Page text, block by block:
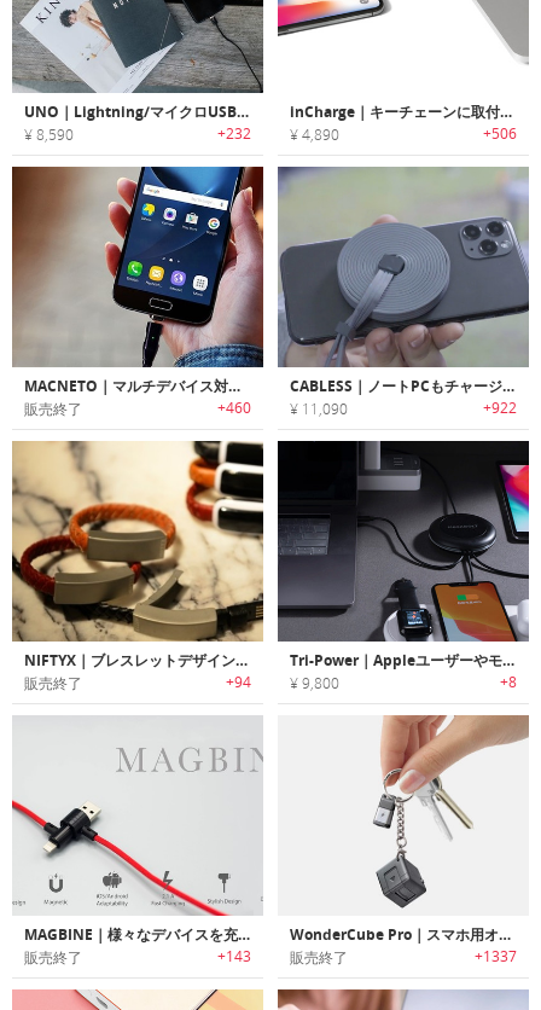
UNO｜Lightning/マイクロUSBとしても使用できるUSB Type-C マグネットケーブル「ユノ」
¥ 8,590 +232
inCharge｜キーチェーンに取付可能なオールインワン充電ケーブル「インチャージ」
¥ 4,890 +506
MACNETO｜マルチデバイス対応高速チャージ/データ転送マグネットケーブル「マックニート」
販売終了 +460
CABLESS｜ノートPCもチャージ可能な15-in-1充電ケーブル「ケーブレス」
¥ 11,090 +922
NIFTYX｜ブレスレットデザイン充電ケーブル「ニフティックス」
販売終了 +94
Tri-Power｜Appleユーザーやモバイラ―の電源問題を解決する3 in 1ケーブル「トライパワー」
¥ 9,800 +8
MAGBINE｜様々なデバイスを充電可能なオールインワンUSBマグネットケーブル「マグバイン」
販売終了 +143
WonderCube Pro｜スマホ用オールインワンアクセサリーキューブ「ワンダーキューブプロ」
販売終了 +1337